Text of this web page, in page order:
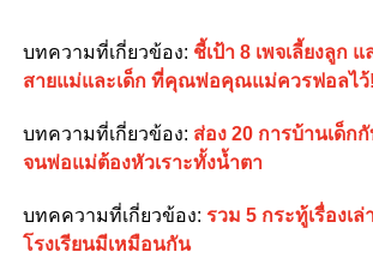
บทความที่เกี่ยวข้อง: ชี้เป้า 8 เพจเลี้ยงลูก
สายแม่และเด็ก ที่คุณพ่อคุณแม่ควรฟอลไว้!
บทความที่เกี่ยวข้อง: ส่อง 20 การบ้านเด็ก
จนพ่อแม่ต้องหัวเราะทั้งน้ำตา
บทคความที่เกี่ยวข้อง: รวม 5 กระทู้เรื่องเ
โรงเรียนมีเหมือนกัน